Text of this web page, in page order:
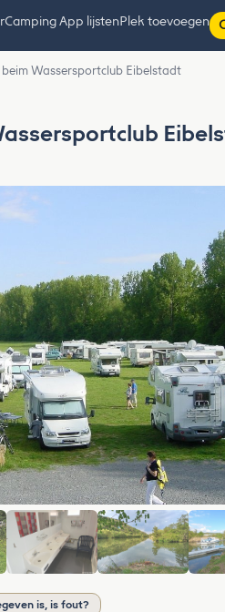
Camping App lijstenPlek toevoegen
Wassersportclub Eibelstadt
is, is fout?